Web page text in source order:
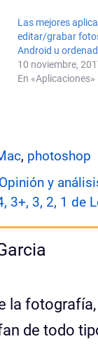
Las mejores
editar/grabar
Android u
10 noviembre,
En «Aplicaciones»
, photoshop
y
3+, 3, 2, 1 de
la
de todo